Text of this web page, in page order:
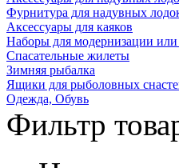
Фурнитура для надувных
Аксессуары для каяков
Наборы для модернизации
Спасательные жилеты
Зимняя рыбалка
Ящики для рыболовных
Одежда, Обувь
Фильтр